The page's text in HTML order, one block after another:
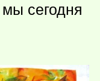
сегодня